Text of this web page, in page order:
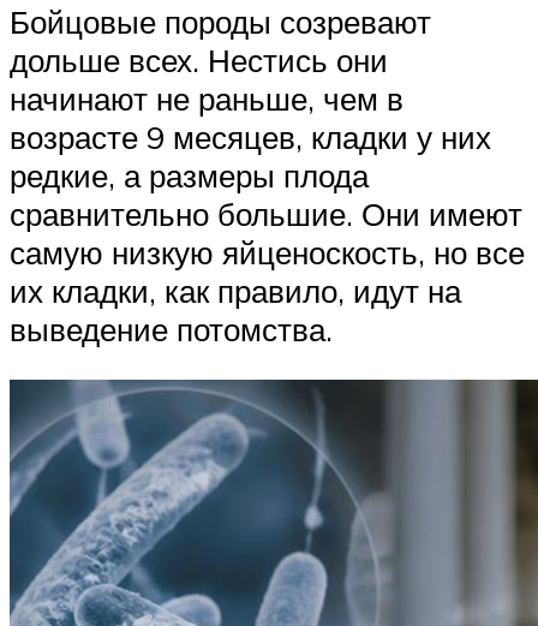
Бойцовые породы созревают
дольше всех. Нестись они
начинают не раньше, чем в
возрасте 9 месяцев, кладки у них
редкие, а размеры плода
сравнительно большие. Они имеют
самую низкую яйценоскость, но все
их кладки, как правило, идут на
выведение потомства.